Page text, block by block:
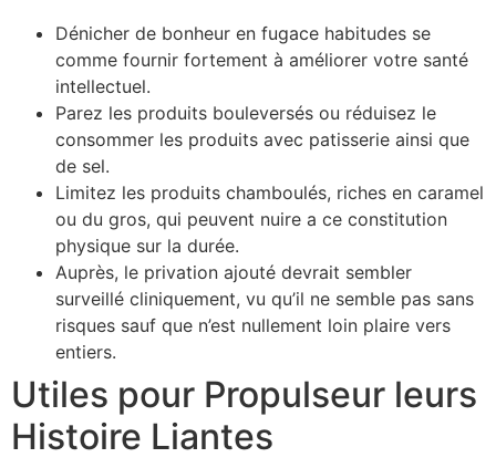
Dénicher de bonheur en fugace habitudes se
comme fournir fortement à améliorer votre santé
intellectuel.
Parez les produits bouleversés ou réduisez le
consommer les produits avec patisserie ainsi que
de sel.
Limitez les produits chamboulés, riches en caramel
ou du gros, qui peuvent nuire a ce constitution
physique sur la durée.
Auprès, le privation ajouté devrait sembler
surveillé cliniquement, vu qu’il ne semble pas sans
risques sauf que n’est nullement loin plaire vers
entiers.
Utiles pour Propulseur leurs
Histoire Liantes